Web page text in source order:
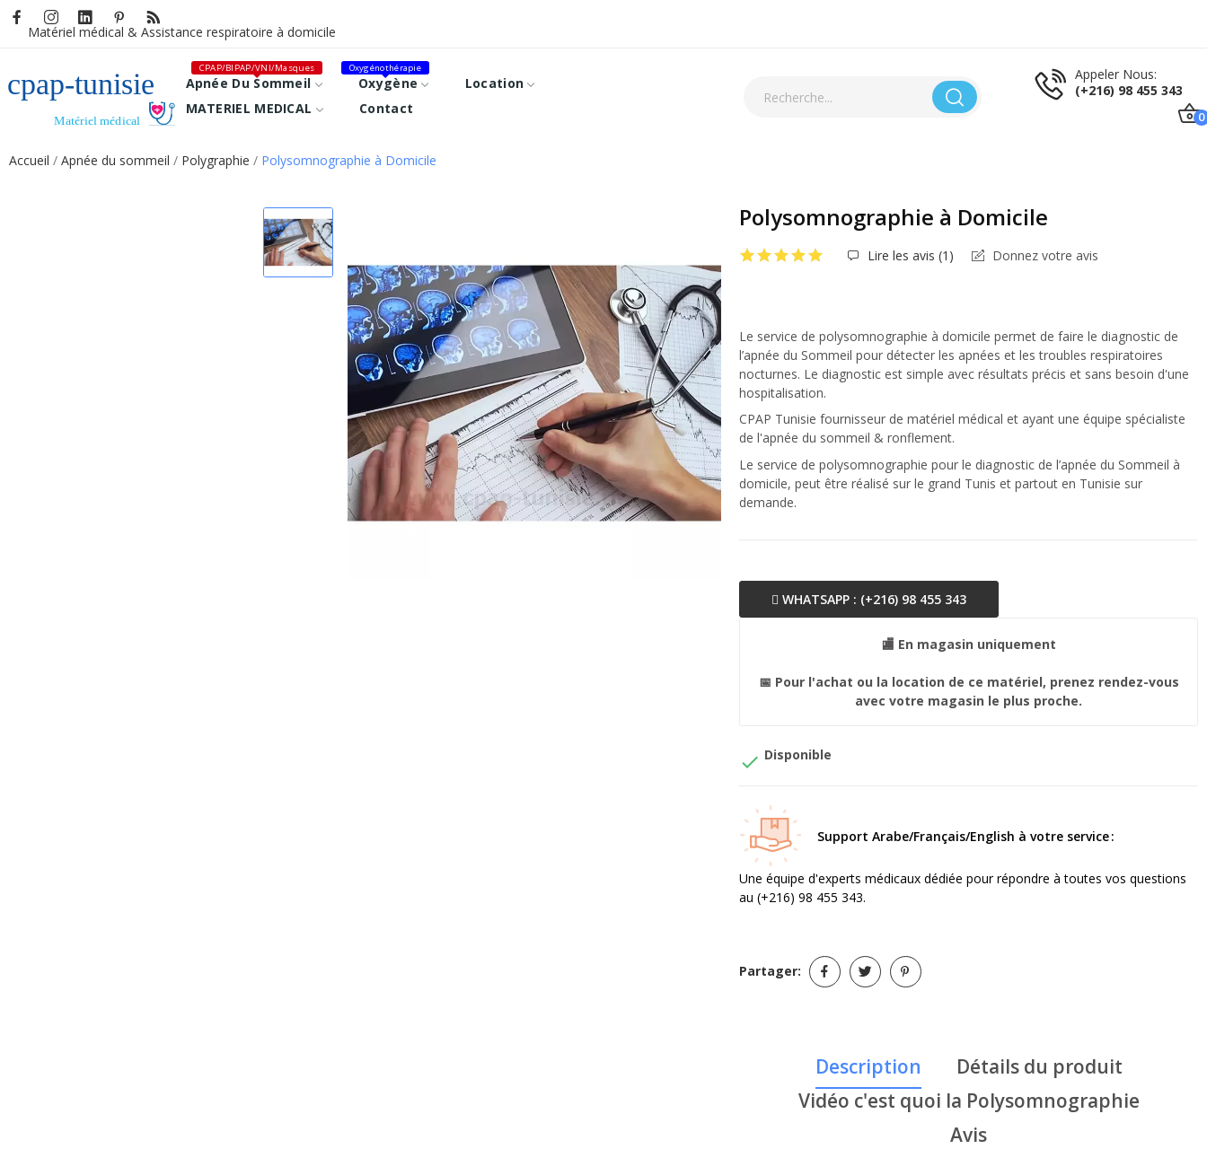
Matériel médical & Assistance respiratoire à domicile
Apnée Du Sommeil
CPAP/BIPAP/VNI/Masques
Oxygène
Oxygénothérapie
Location
MATERIEL MEDICAL
Contact
Appeler Nous:
(+216) 98 455 343
0
Accueil Apnée du sommeil Polygraphie Polysomnographie à Domicile
Polysomnographie à Domicile
Lire les avis (1 ) Donnez votre avis
Le service de polysomnographie à domicile permet de faire le diagnostic de
l’apnée du Sommeil pour détecter les apnées et les troubles respiratoires
nocturnes. Le diagnostic est simple avec résultats précis et sans besoin d'une
hospitalisation.
CPAP Tunisie fournisseur de matériel médical et ayant une équipe spécialiste
de l'apnée du sommeil & ronflement.
Le service de polysomnographie pour le diagnostic de l’apnée du Sommeil à
domicile, peut être réalisé sur le grand Tunis et partout en Tunisie sur
demande.
WHATSAPP : (+216) 98 455 343
🏬 En magasin uniquement
📅 Pour l'achat ou la location de ce matériel, prenez rendez-vous
avec votre magasin le plus proche.
 Disponible
Support Arabe/Français/English à votre service
Une équipe d'experts médicaux dédiée pour répondre à toutes vos questions
au (+216) 98 455 343.
Partager:
Description
Détails du produit
Vidéo c'est quoi la Polysomnographie
Avis